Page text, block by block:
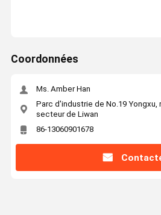
Coordonnées
Ms. Amber Han
Parc d'industrie de No.19 Yongxu,
secteur de Liwan
86-13060901678